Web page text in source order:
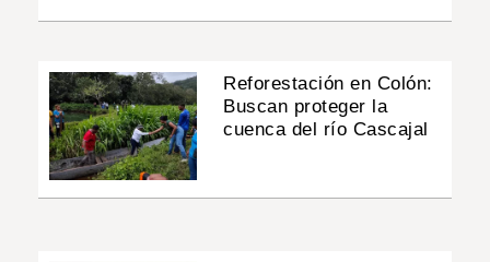
Reforestación en Colón:
Buscan proteger la
cuenca del río Cascajal